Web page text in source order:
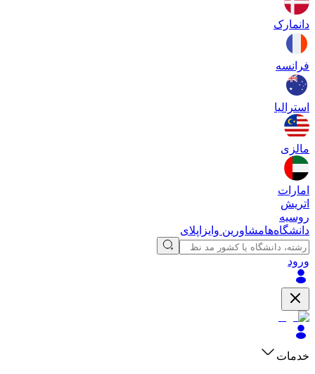
دانمارک
فرانسه
استرالیا
مالزی
امارات
اتریش
روسیه
دانشگاه‌هامشاورین وایزاپلای
ورود
خدمات